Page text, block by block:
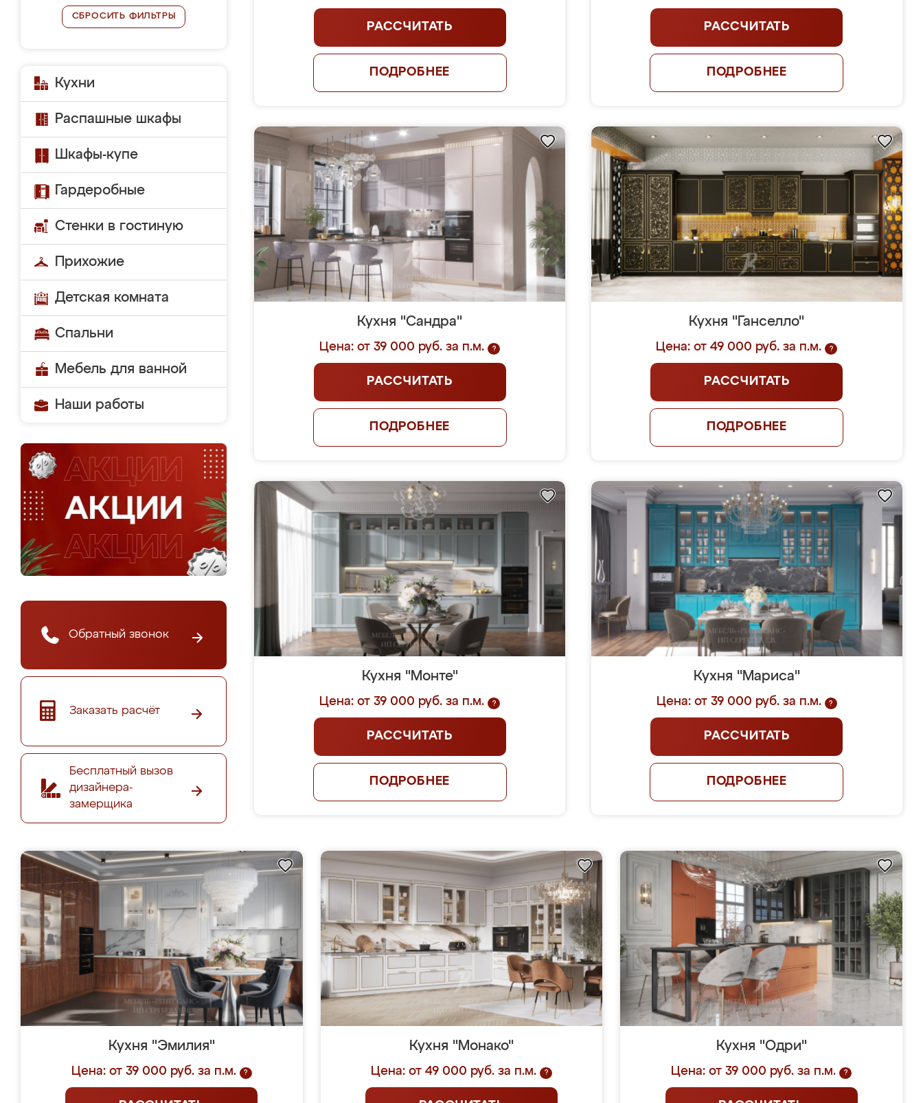
СБРОСИТЬ ФИЛЬТРЫ
Кухни
Распашные шкафы
Шкафы-купе
Гардеробные
Стенки в гостиную
Прихожие
Детская комната
Спальни
Мебель для ванной
Наши работы
Обратный звонок
Заказать расчёт
Бесплатный вызов
дизайнера-
замерщика
РАССЧИТАТЬ
ПОДРОБНЕЕ
РАССЧИТАТЬ
ПОДРОБНЕЕ
Кухня "Сандра"
Цена: от 39 000 руб. за п.м. ?
РАССЧИТАТЬ
ПОДРОБНЕЕ
Кухня "Ганселло"
Цена: от 49 000 руб. за п.м. ?
РАССЧИТАТЬ
ПОДРОБНЕЕ
Кухня "Монте"
Цена: от 39 000 руб. за п.м. ?
РАССЧИТАТЬ
ПОДРОБНЕЕ
Кухня "Мариса"
Цена: от 39 000 руб. за п.м. ?
РАССЧИТАТЬ
ПОДРОБНЕЕ
Кухня "Эмилия"
Цена: от 39 000 руб. за п.м. ?
Кухня "Монако"
Цена: от 49 000 руб. за п.м. ?
Кухня "Одри"
Цена: от 39 000 руб. за п.м. ?